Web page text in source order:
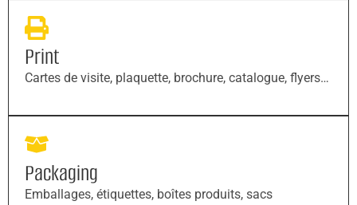
Print
Cartes de visite, plaquette, brochure, catalogue, flyers…
Packaging
Emballages, étiquettes, boîtes produits, sacs